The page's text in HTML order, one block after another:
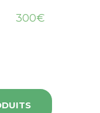
300€